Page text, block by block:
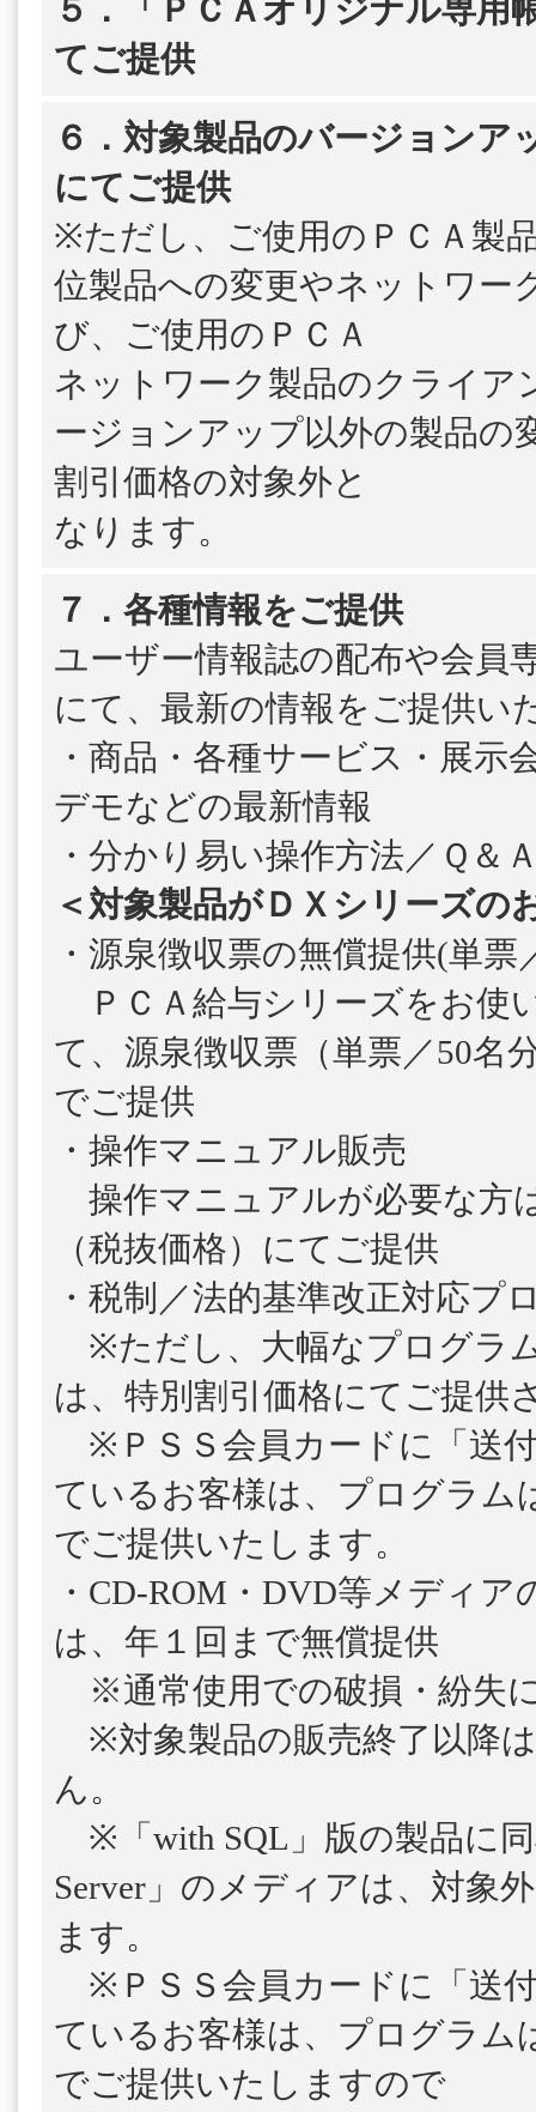
５．「ＰＣＡオリジナル専用
てご提供
６．対象製品のバージョンア
にてご提供
※ただし、ご使用のＰＣＡ製
位製品への変更やネットワー
び、ご使用のＰＣＡ
ネットワーク製品のクライア
ージョンアップ以外の製品の
割引価格の対象外と
なります。
７．各種情報をご提供
ユーザー情報誌の配布や会員
にて、最新の情報をご提供い
・商品・各種サービス・展示
デモなどの最新情報
・分かり易い操作方法／Ｑ＆
＜対象製品がＤＸシリーズの
・源泉徴収票の無償提供(単票
ＰＣＡ給与シリーズをお使
て、源泉徴収票（単票／50名
でご提供
・操作マニュアル販売
操作マニュアルが必要な方
（税抜価格）にてご提供
・税制／法的基準改正対応プ
※ただし、大幅なプログラ
は、特別割引価格にてご提供
※ＰＳＳ会員カードに「送
ているお客様は、プログラム
でご提供いたします。
・CD-ROM・DVD等メディア
は、年１回まで無償提供
※通常使用での破損・紛失
※対象製品の販売終了以降
ん。
※「with SQL」版の製品に
Server」のメディアは、対象
ます。
※ＰＳＳ会員カードに「送
ているお客様は、プログラム
でご提供いたしますので